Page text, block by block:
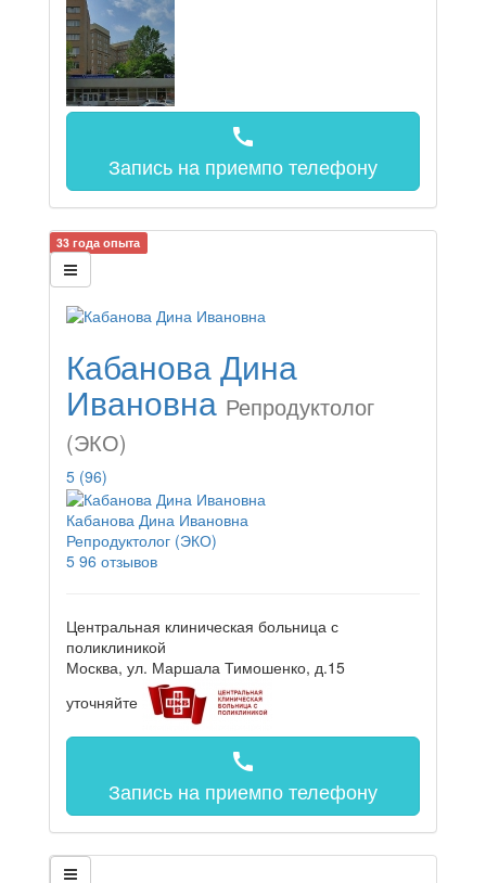
call
Запись на приемпо телефону
33 года опыта
Кабанова Дина
Ивановна Репродуктолог
(ЭКО)
5 (96)
Кабанова Дина Ивановна
Репродуктолог (ЭКО)
5 96 отзывов
Центральная клиническая больница с
поликлиникой
Москва, ул. Маршала Тимошенко, д.15
уточняйте
call
Запись на приемпо телефону